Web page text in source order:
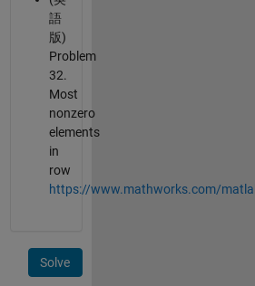
語
版)
Problem
32.
Most
nonzero
elements
in
row
https://www.mathworks.com/
Solve